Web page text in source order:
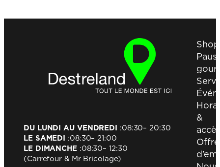
DU LUNDI AU VENDREDI :08:30– 20:30
LE SAMEDI :08:30– 21:00
LE DIMANCHE:08:30– 12:30
(Carrefour & Mr Bricolage)
&